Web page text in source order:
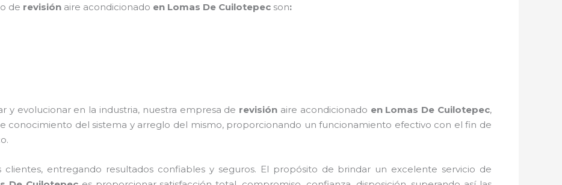
de revisión aire acondicionado en Lomas De Cuilotepec son:
y evolucionar en la industria, nuestra empresa de revisión aire acondicionado en Lomas De Cuilotepec,
conocimiento del sistema y arreglo del mismo, proporcionando un funcionamiento efectivo con el fin de
entregando resultados confiables y seguros. El propósito de brindar un excelente servicio de